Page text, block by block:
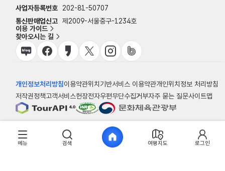
사업자등록번호
202-81-50707
통신판매업신고 제2009-서울중구-1234호
이용 가이드
찾아오시는 길
개인정보처리방침이용약관위치기반서비스 이용약관개인위치정보 처리방침
저작권정책고객서비스헌장전자우편무단수집거부자주 묻는 질문사이트맵
© 한국관광공사
메뉴 검색 여행지도 로그인